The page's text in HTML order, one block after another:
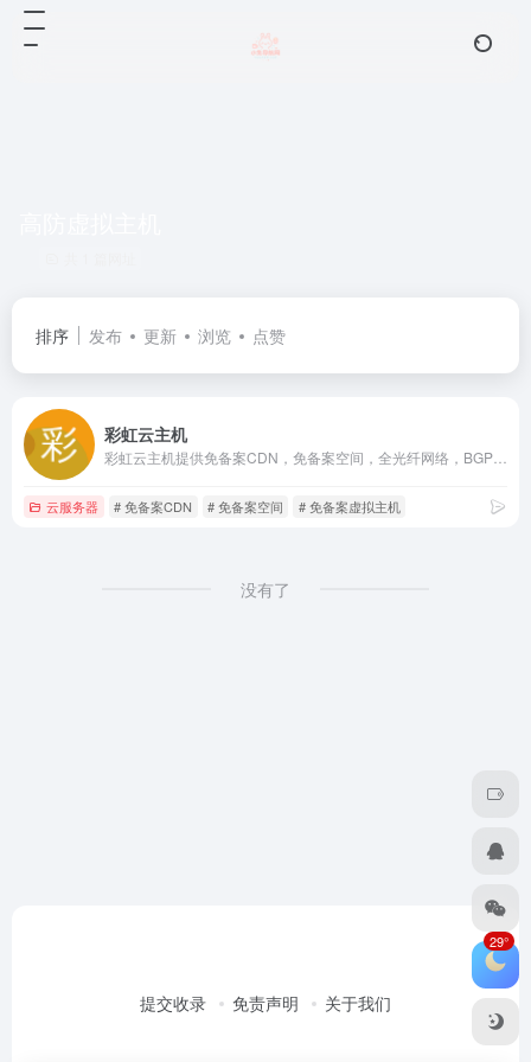
排序 发布 更新 浏览 点赞
彩虹云主机
云服务器 # 免备案CDN # 免备案空间 # 免备案虚拟主机
没有了
提交收录 免责声明 关于我们
29°